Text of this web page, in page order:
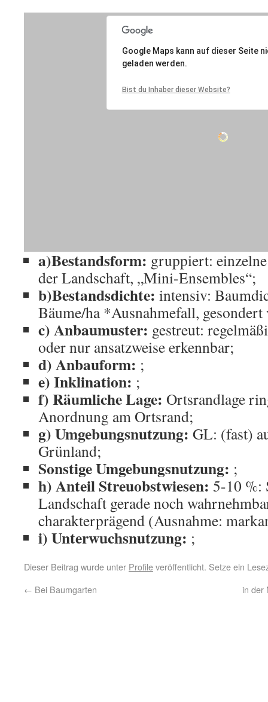
a)Bestandsform: gruppiert:
der Landschaft, „Mini-Ensembles“;
b)Bestandsdichte: intensiv:
Bäume/ha *Ausnahmefall,
c) Anbaumuster: gestreut:
oder nur ansatzweise erkennbar;
d) Anbauform: ;
e) Inklination: ;
f) Räumliche Lage: Ortsrandlage
Anordnung am Ortsrand;
g) Umgebungsnutzung: GL: (fast)
Grünland;
Sonstige Umgebungsnutzung: ;
h) Anteil Streuobstwiesen: 5-10 %:
Landschaft gerade noch
charakterprägend (Ausnahme:
i) Unterwuchsnutzung: ;
Dieser Beitrag wurde unter Profileveröffentlicht. Setze ein
← Bei Baumgarten in der